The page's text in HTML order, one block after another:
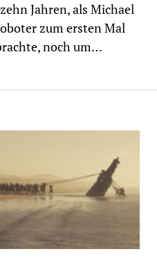
Jahren, als Michael
zum ersten Mal
noch um…